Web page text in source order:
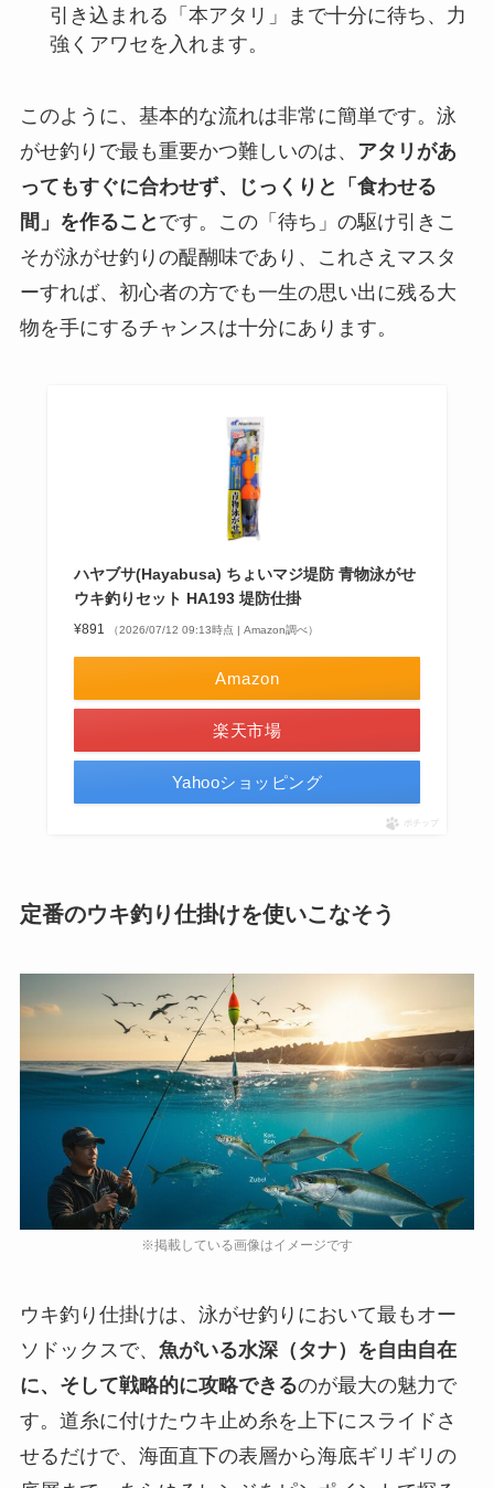
引き込まれる「本アタリ」まで十分に待ち、力
強くアワセを入れます。
このように、基本的な流れは非常に簡単です。泳
がせ釣りで最も重要かつ難しいのは、 アタリがあ
ってもすぐに合わせず、じっくりと「食わせる
間」を作ること です。この「待ち」の駆け引きこ
そが泳がせ釣りの醍醐味であり、これさえマスタ
ーすれば、初心者の方でも一生の思い出に残る大
物を手にするチャンスは十分にあります。
ハヤブサ(Hayabusa) ちょいマジ堤防 青物泳がせ
ウキ釣りセット HA193 堤防仕掛
¥891 （2026/07/12 09:13時点 | Amazon調べ）
Amazon
楽天市場
Yahooショッピング
ポチップ
定番のウキ釣り仕掛けを使いこなそう
ウキ釣り仕掛けは、泳がせ釣りにおいて最もオー
ソドックスで、 魚がいる水深（タナ）を自由自在
に、そして戦略的に攻略できるのが最大の魅力で
す。道糸に付けたウキ止め糸を上下にスライドさ
せるだけで、海面直下の表層から海底ギリギリの